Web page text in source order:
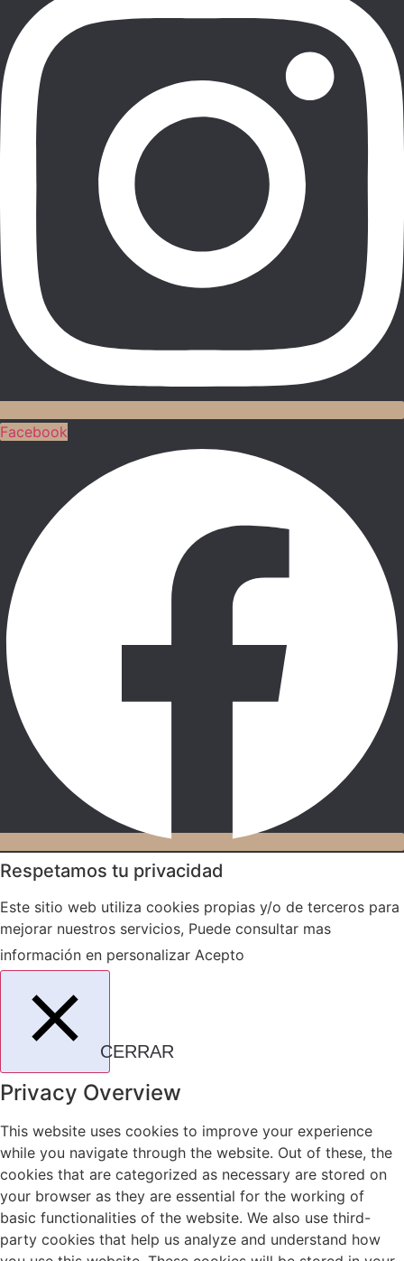
Facebook
Respetamos tu privacidad
Este sitio web utiliza cookies propias y/o de terceros para
mejorar nuestros servicios, Puede consultar mas
información en personalizar Acepto
CERRAR
Privacy Overview
This website uses cookies to improve your experience
while you navigate through the website. Out of these, the
cookies that are categorized as necessary are stored on
your browser as they are essential for the working of
basic functionalities of the website. We also use third-
party cookies that help us analyze and understand how